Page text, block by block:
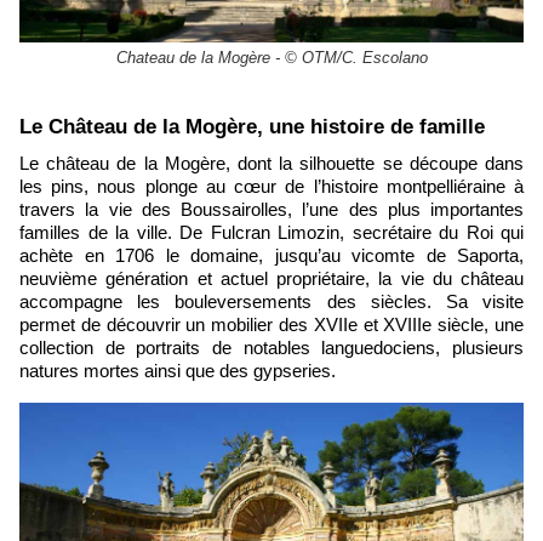
Chateau de la Mogère - © OTM/C. Escolano
​Le Château de la Mogère, une histoire de famille
Le château de la Mogère, dont la silhouette se découpe dans
les pins, nous plonge au cœur de l’histoire montpelliéraine à
travers la vie des Boussairolles, l’une des plus importantes
familles de la ville. De Fulcran Limozin, secrétaire du Roi qui
achète en 1706 le domaine, jusqu’au vicomte de Saporta,
neuvième génération et actuel propriétaire, la vie du château
accompagne les bouleversements des siècles. Sa visite
permet de découvrir un mobilier des XVIIe et XVIIIe siècle, une
collection de portraits de notables languedociens, plusieurs
natures mortes ainsi que des gypseries.